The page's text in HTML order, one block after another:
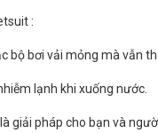
:
bộ bơi vải mỏng mà vẫn
lạnh khi xuống nước.
giải pháp cho bạn và